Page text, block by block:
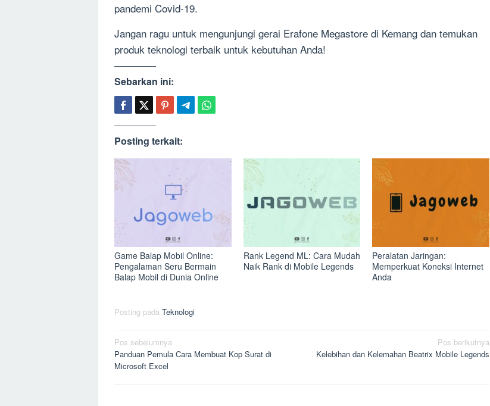
pandemi Covid-19.
Jangan ragu untuk mengunjungi gerai Erafone Megastore di Kemang dan temukan
produk teknologi terbaik untuk kebutuhan Anda!
Sebarkan ini:
Posting terkait:
Game Balap Mobil Online:
Pengalaman Seru Bermain
Balap Mobil di Dunia Online
Rank Legend ML: Cara Mudah
Naik Rank di Mobile Legends
Peralatan Jaringan:
Memperkuat Koneksi Internet
Anda
Posting pada Teknologi
Navigasi
pos
Pos sebelumnya
Panduan Pemula Cara Membuat Kop Surat di
Microsoft Excel
Pos berikutnya
Kelebihan dan Kelemahan Beatrix Mobile Legends